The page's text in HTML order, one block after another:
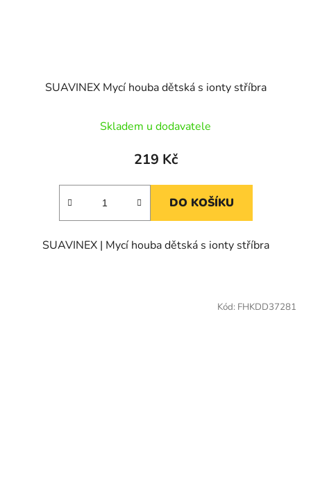
SUAVINEX Mycí houba dětská s ionty stříbra
Skladem u dodavatele
219 Kč
DO KOŠÍKU
SUAVINEX | Mycí houba dětská s ionty stříbra
Kód: FHKDD37281